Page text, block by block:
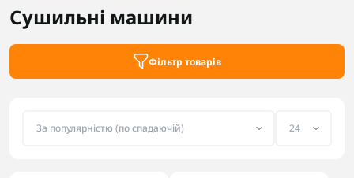
Сушильні машини
Фільтр товарів